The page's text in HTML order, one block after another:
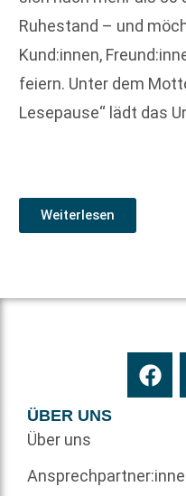
Ruhestand – und
Kund:innen,
feiern. Unter dem
Lesepause“ lädt das
Weiterlesen
ÜBER UNS
Über uns